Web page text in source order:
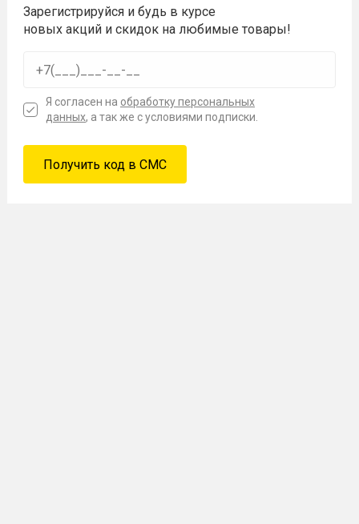
Зарегистрируйся и будь в курсе
новых акций и скидок на любимые товары!
Я согласен на обработку персональных
данных, а так же с условиями подписки.